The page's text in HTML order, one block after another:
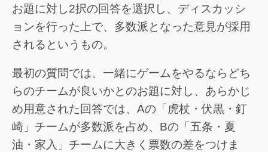
お題に対し2択の回答を選択し、ディスカッシ
ョンを行った上で、多数派となった意見が採用
されるというもの。
最初の質問では、一緒にゲームをやるならどち
らのチームが良いかとのお題に対し、あらかじ
め用意された回答では、Aの「虎杖・伏黒・釘
崎」チームが多数派を占め、Bの「五条・夏
油・家入」チームに大きく票数の差をつけま